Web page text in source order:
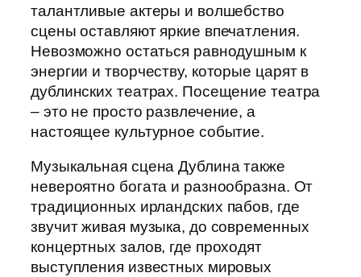
талантливые актеры и волшебство
сцены оставляют яркие впечатления.
Невозможно остаться равнодушным к
энергии и творчеству, которые царят в
дублинских театрах. Посещение театра
– это не просто развлечение, а
настоящее культурное событие.
Музыкальная сцена Дублина также
невероятно богата и разнообразна. От
традиционных ирландских пабов, где
звучит живая музыка, до современных
концертных залов, где проходят
выступления известных мировых